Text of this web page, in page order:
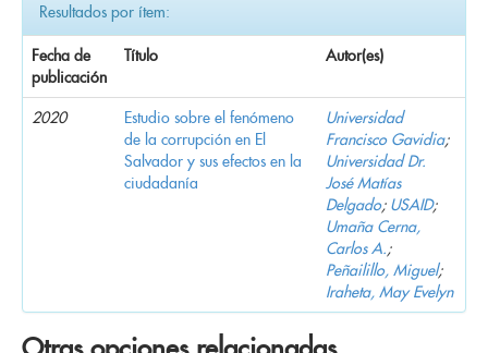
Resultados por ítem:
Fecha de
publicación
Título Autor(es)
2020
Estudio sobre el fenómeno
de la corrupción en El
Salvador y sus efectos en la
ciudadanía
Universidad
Francisco Gavidia;
Universidad Dr.
José Matías
Delgado; USAID;
Umaña Cerna,
Carlos A.;
Peñailillo, Miguel;
Iraheta, May Evelyn